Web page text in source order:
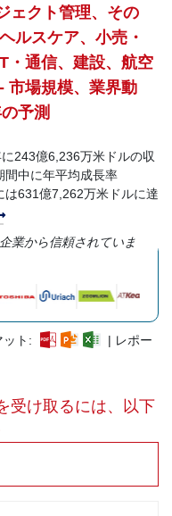
ェクト管理、その
ルスケア、小売・
・通信、建設、航空
市場規模、業界動
予測
243億6,236万米ドルの収
間中に年平均成長率
は631億7,262万米ドルに達
業から信頼されていま
ト:
| レポー
受け取るには、以下